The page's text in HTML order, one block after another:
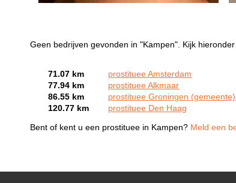
Geen bedrijven gevonden in "Kampen". Kijk
71.07 km
prostituee Amsterdam
77.94 km
prostituee Alkmaar
86.55 km
prostituee Groningen (gemeente)
120.77 km
prostituee Den Haag
Bent of kent u een prostituee in Kampen? Meld een